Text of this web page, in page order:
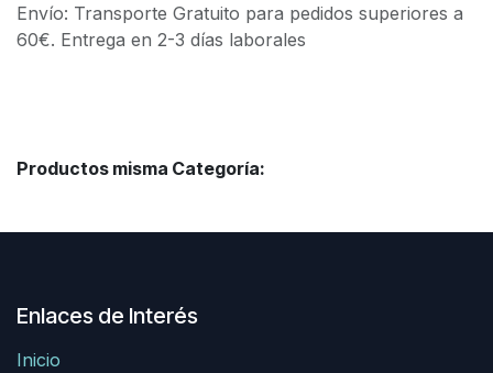
Envío: Transporte Gratuito para pedidos superiores a
60€. Entrega en 2-3 días laborales
Productos misma Categoría:
Enlaces de Interés
Inicio